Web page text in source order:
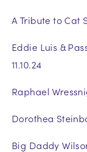
A Tribute to Cat
Eddie Luis &
11.10.24
Raphael
Dorothea
Big Daddy